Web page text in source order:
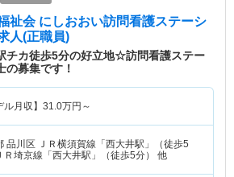
祉会 にしおおい訪問看護ステーシ
人(正職員)
チカ徒歩5分の好立地☆訪問看護ステー
の募集です！
ル月収】 31.0万円～
品川区 ＪＲ横須賀線「西大井駅」（徒歩5
Ｒ埼京線「西大井駅」（徒歩5分） 他